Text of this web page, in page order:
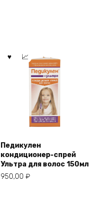
Педикулен
кондиционер-спрей
Ультра для волос 150мл
950,00 ₽